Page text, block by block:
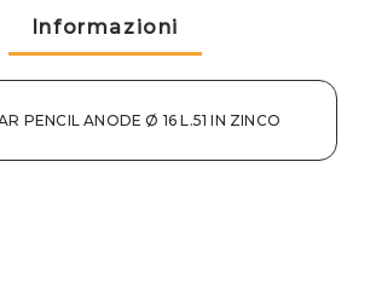
Informazioni
PENCIL ANODE Ø 16 L.51 IN ZINCO